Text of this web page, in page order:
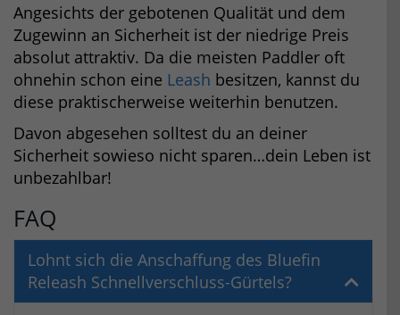
Angesichts der gebotenen Qualität und dem
Zugewinn an Sicherheit ist der niedrige Preis
absolut attraktiv. Da die meisten Paddler oft
ohnehin schon eine Leash besitzen, kannst du
diese praktischerweise weiterhin benutzen.
Davon abgesehen solltest du an deiner
Sicherheit sowieso nicht sparen…dein Leben ist
unbezahlbar!
FAQ
Lohnt sich die Anschaffung des Bluefin
Releash Schnellverschluss-Gürtels?